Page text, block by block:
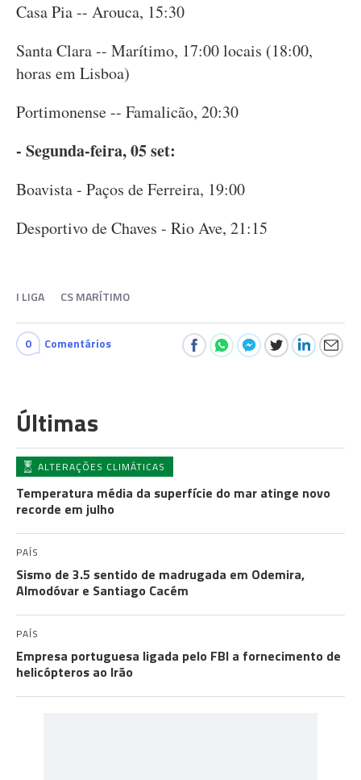
Casa Pia -- Arouca, 15:30
Santa Clara -- Marítimo, 17:00 locais (18:00,
horas em Lisboa)
Portimonense -- Famalicão, 20:30
- Segunda-feira, 05 set:
Boavista - Paços de Ferreira, 19:00
Desportivo de Chaves - Rio Ave, 21:15
I LIGA CS MARÍTIMO
0 Comentários
Últimas
ALTERAÇÕES CLIMÁTICAS
Temperatura média da superfície do mar atinge novo
recorde em julho
PAÍS
Sismo de 3.5 sentido de madrugada em Odemira,
Almodóvar e Santiago Cacém
PAÍS
Empresa portuguesa ligada pelo FBI a fornecimento de
helicópteros ao Irão